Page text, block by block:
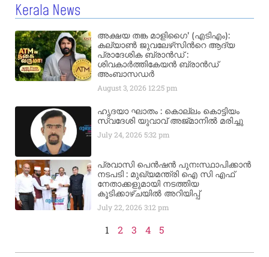
Kerala News
അക്ഷയ തങ്ക മാളിഗൈ’ (എടിഎം):
കല്യാണ്‍ ജുവലേഴ്‌സിന്‍റെ ആദ്യ
പ്രാദേശിക ബ്രാന്‍ഡ് :
ശിവകാര്‍ത്തികേയന്‍ ബ്രാന്‍ഡ്
അംബാസഡര്‍
August 3, 2026 12:25 pm
ഹൃദയാ ഘാതം : കൊല്ലം കൊട്ടിയം
സ്വദേശി യുവാവ് അജ്മാനിൽ മരിച്ചു
July 24, 20265:32 pm
പ്രവാസി പെൻഷൻ പുനഃസ്ഥാപിക്കാൻ
നടപടി : മുഖ്യമന്ത്രി ഐ സി എഫ്
നേതാക്കളുമായി നടത്തിയ
കൂടിക്കാഴ്ചയിൽ അറിയിപ്പ്
July 22, 20263:12 pm
1 2 3 4 5